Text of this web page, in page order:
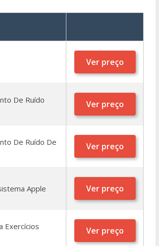
Ver preço
De Ruído
Ver preço
De Ruído De
Ver preço
Apple Ver preço
Exercícios
Ver preço